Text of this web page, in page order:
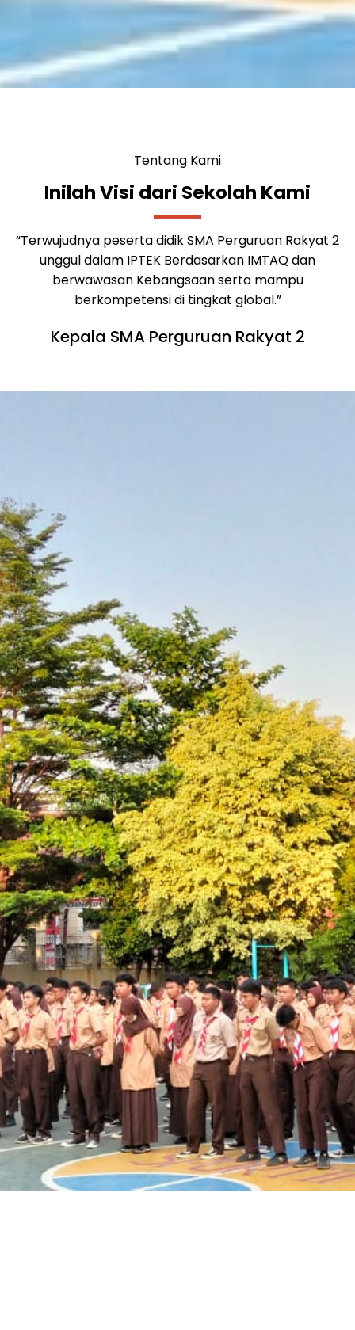
SMA PERGURUAN RAKYAT 2
“Terwujudnya peserta didik SMA Perguruan Rakyat 2
unggul dalam IPTEK Berdasarkan IMTAQ dan berwawasan
Kebangsaan serta mampu berkompetensi di tingkat
Selengkapnya
Tentang Kami
Inilah Visi dari Sekolah Kami
“Terwujudnya peserta didik SMA Perguruan Rakyat 2
unggul dalam IPTEK Berdasarkan IMTAQ dan
berwawasan Kebangsaan serta mampu
berkompetensi di tingkat global.”
Kepala SMA Perguruan Rakyat 2